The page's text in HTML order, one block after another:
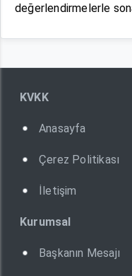
değerlendirmelerle
KVKK
Anasayfa
Çerez Politikası
İletişim
Kurumsal
Başkanın Mesajı